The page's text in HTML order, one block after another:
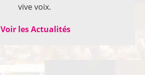
vive voix.
Voir les Actualités